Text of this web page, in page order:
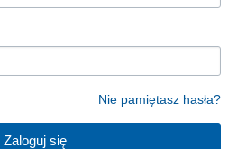
Nie pamiętasz hasła?
Zaloguj się